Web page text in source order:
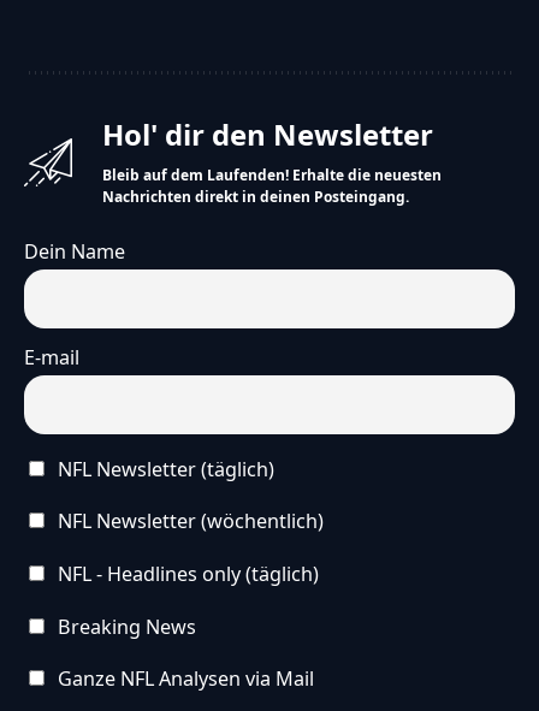
Hol' dir den Newsletter
Bleib auf dem Laufenden! Erhalte die neuesten
Nachrichten direkt in deinen Posteingang.
Dein Name
E-mail
NFL Newsletter (täglich)
NFL Newsletter (wöchentlich)
NFL - Headlines only (täglich)
Breaking News
Ganze NFL Analysen via Mail